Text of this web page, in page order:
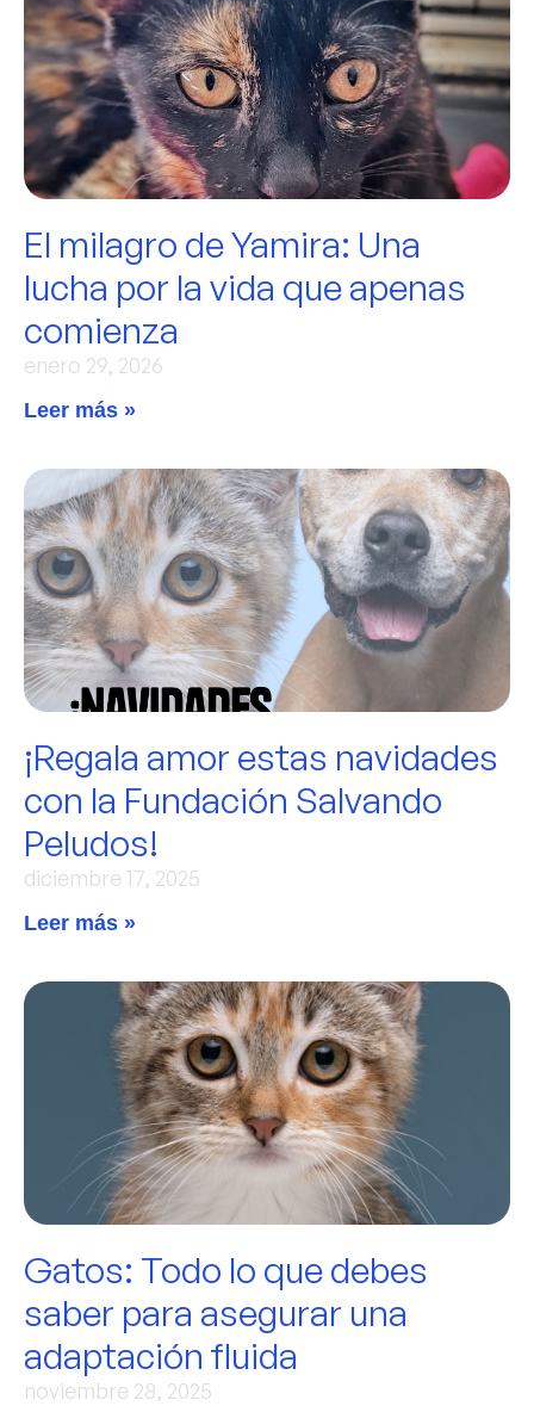
El milagro de Yamira: Una
lucha por la vida que apenas
comienza
enero 29, 2026
Leer más »
¡Regala amor estas navidades
con la Fundación Salvando
Peludos!
diciembre 17, 2025
Leer más »
Gatos: Todo lo que debes
saber para asegurar una
adaptación fluida
noviembre 28, 2025